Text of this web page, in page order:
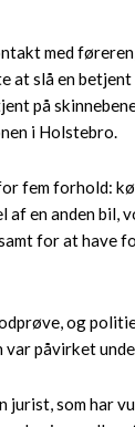
med
at slå en
på
i Holstebro.
fem forhold:
en anden bil,
for at have
og
var påvirket
jurist, som har